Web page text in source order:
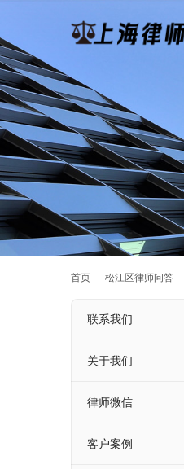
首页 松江区律师问答
联系我们
关于我们
律师微信
客户案例